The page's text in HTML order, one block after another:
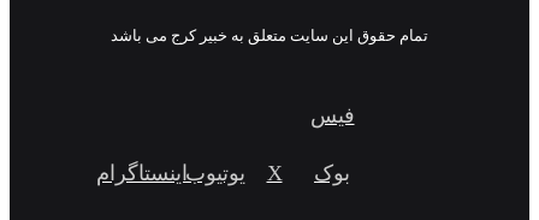
تمام حقوق این سایت متعلق به خبیر کرج می باشد
فیس
بوک X یوتیوباینستاگرام